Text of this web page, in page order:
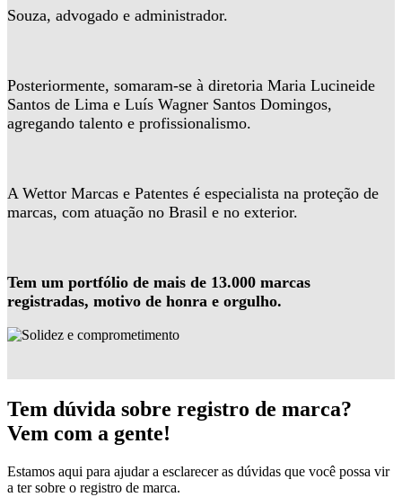
Souza, advogado e administrador.
Posteriormente, somaram-se à diretoria Maria Lucineide
Santos de Lima e Luís Wagner Santos Domingos,
agregando talento e profissionalismo.
A Wettor Marcas e Patentes é especialista na proteção de
marcas, com atuação no Brasil e no exterior.
Tem um portfólio de mais de 13.000 marcas
registradas, motivo de honra e orgulho.
Tem dúvida sobre registro de marca?
Vem com a gente!
Estamos aqui para ajudar a esclarecer as dúvidas que você possa vir
a ter sobre o registro de marca.